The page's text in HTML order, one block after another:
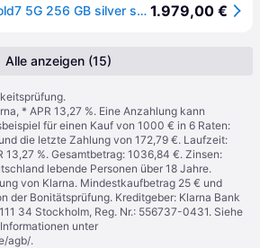
Samsung Galaxy Z Fold7 5G 256 GB silver shadow 1.979,00 €
Alle anzeigen (15)
* APR 13,27 %. Eine Anzahlung kann
für einen Kauf von 1000 € in 6 Raten:
die letzte Zahlung von 172,79 €. Laufzeit:
13,27 %. Gesamtbetrag: 1036,84 €. Zinsen:
lebende Personen über 18 Jahre.
von Klarna. Mindestkaufbetrag 25 € und
der Bonitätsprüfung. Kreditgeber: Klarna Bank
34 Stockholm, Reg. Nr.: 556737-0431. Siehe
unter
agb/.